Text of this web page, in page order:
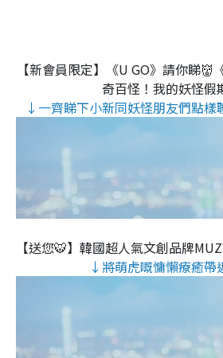
【新會員限定】《U GO》請你睇👹
奇百怪！我的妖怪假
↓一齊睇下小新同妖怪朋友們點樣
【送您🐯】韓國超人氣文創品牌
↓將萌虎嘅慵懶療癒帶